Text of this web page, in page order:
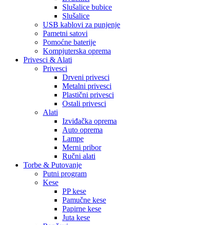
Slušalice bubice
Slušalice
USB kablovi za punjenje
Pametni satovi
Pomoćne baterije
Kompjuterska oprema
Privesci & Alati
Privesci
Drveni privesci
Metalni privesci
Plastični privesci
Ostali privesci
Alati
Izviđačka oprema
Auto oprema
Lampe
Merni pribor
Ručni alati
Torbe & Putovanje
Putni program
Kese
PP kese
Pamučne kese
Papirne kese
Juta kese